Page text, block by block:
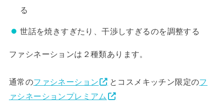
る
世話を焼きすぎたり、干渉しすぎるのを調整する
ファシネーションは２種類あります。
通常のファシネーション とコスメキッチン限定のフ
ァシネーションプレミアム